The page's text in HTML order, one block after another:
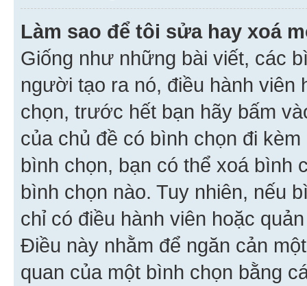
Làm sao để tôi sửa hay xoá
Giống như những bài viết, các
người tạo ra nó, điều hành
chọn, trước hết bạn hãy bấm
của chủ đề có bình chọn đi
bình chọn, bạn có thể xoá bình
bình chọn nào. Tuy nhiên, nếu
chỉ có điều hành viên hoặc
Điều này nhằm để ngăn cản
quan của một bình chọn bằng